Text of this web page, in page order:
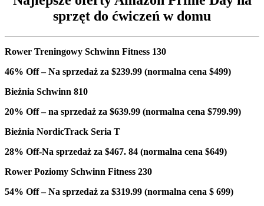
sprzęt do ćwiczeń w domu
Rower Treningowy Schwinn Fitness 130
46% Off – Na sprzedaż za $239.99 (normalna cena $499)
Bieżnia Schwinn 810
20% Off – na sprzedaż za $639.99 (normalna cena $799.99)
Bieżnia NordicTrack Seria T
28% Off-Na sprzedaż za $467. 84 (normalna cena $649)
Rower Poziomy Schwinn Fitness 230
54% Off – Na sprzedaż za $319.99 (normalna cena $ 699)